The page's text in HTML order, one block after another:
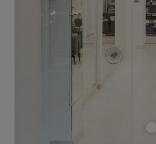
Κυριακή
Το Mani d' Arte -
Αθήνας και